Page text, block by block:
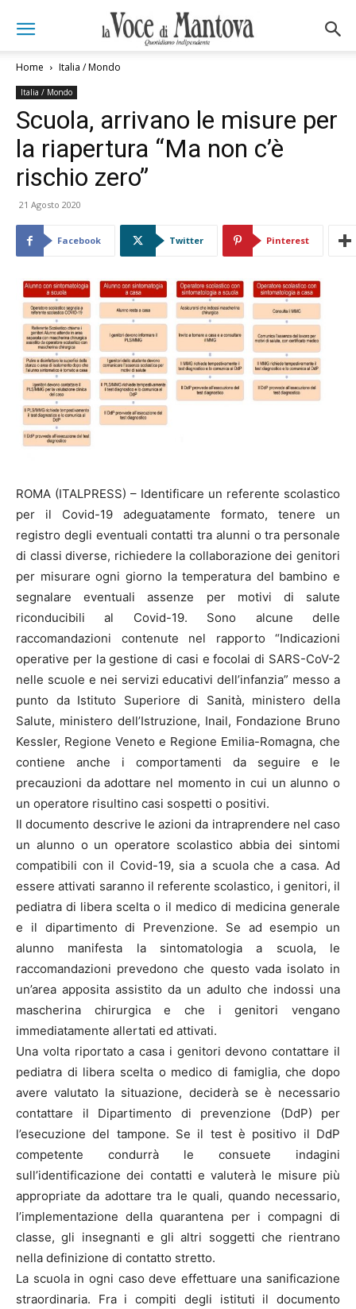
Home Italia / Mondo
Italia / Mondo
Scuola, arrivano le misure per
la riapertura “Ma non c’è
rischio zero”
21 Agosto 2020
Facebook Twitter Pinterest
ROMA (ITALPRESS) – Identificare un referente scolastico
per il Covid-19 adeguatamente formato, tenere un
registro degli eventuali contatti tra alunni o tra personale
di classi diverse, richiedere la collaborazione dei genitori
per misurare ogni giorno la temperatura del bambino e
segnalare eventuali assenze per motivi di salute
riconducibili al Covid-19. Sono alcune delle
raccomandazioni contenute nel rapporto “Indicazioni
operative per la gestione di casi e focolai di SARS-CoV-2
nelle scuole e nei servizi educativi dell’infanzia” messo a
punto da Istituto Superiore di Sanità, ministero della
Salute, ministero dell’Istruzione, Inail, Fondazione Bruno
Kessler, Regione Veneto e Regione Emilia-Romagna, che
contiene anche i comportamenti da seguire e le
precauzioni da adottare nel momento in cui un alunno o
un operatore risultino casi sospetti o positivi.
Il documento descrive le azioni da intraprendere nel caso
un alunno o un operatore scolastico abbia dei sintomi
compatibili con il Covid-19, sia a scuola che a casa. Ad
essere attivati saranno il referente scolastico, i genitori, il
pediatra di libera scelta o il medico di medicina generale
e il dipartimento di Prevenzione. Se ad esempio un
alunno manifesta la sintomatologia a scuola, le
raccomandazioni prevedono che questo vada isolato in
un’area apposita assistito da un adulto che indossi una
mascherina chirurgica e che i genitori vengano
immediatamente allertati ed attivati.
Una volta riportato a casa i genitori devono contattare il
pediatra di libera scelta o medico di famiglia, che dopo
avere valutato la situazione, deciderà se è necessario
contattare il Dipartimento di prevenzione (DdP) per
l’esecuzione del tampone. Se il test è positivo il DdP
competente condurrà le consuete indagini
sull’identificazione dei contatti e valuterà le misure più
appropriate da adottare tra le quali, quando necessario,
l’implementazione della quarantena per i compagni di
classe, gli insegnanti e gli altri soggetti che rientrano
nella definizione di contatto stretto.
La scuola in ogni caso deve effettuare una sanificazione
straordinaria. Fra i compiti degli istituti il documento